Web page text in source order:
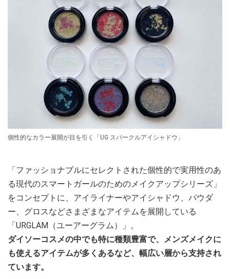
個性的なカラー展開が目を引く「UG スパークルアイシャドウ」
「ファッショナブルにセレクトされた個性的で実用性のあ
る現代のスマートガールのためのメイクアップシリーズ」
をコンセプトに、アイライナーやアイシャドウ、パウダ
ー、グロスなどさまざまなアイテムを展開している
「URGLAM（ユーアーグラム）」。
ダイソーコスメの中でも特に種類豊富で、メンズメイクに
も使えるアイテムが多くあるなど、幅広い層から支持され
ています。